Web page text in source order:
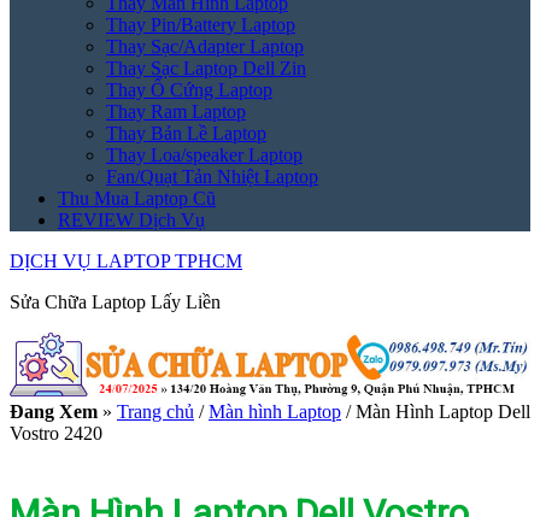
Thay Pin/Battery Laptop
Thay Sạc/Adapter Laptop
Thay Sạc Laptop Dell Zin
Thay Ổ Cứng Laptop
Thay Ram Laptop
Thay Bản Lề Laptop
Thay Loa/speaker Laptop
Fan/Quạt Tản Nhiệt Laptop
Thu Mua Laptop Cũ
REVIEW Dịch Vụ
DỊCH VỤ LAPTOP TPHCM
Sửa Chữa Laptop Lấy Liền
Đang Xem » Trang chủ / Màn hình Laptop /Màn Hình Laptop Dell
Vostro 2420